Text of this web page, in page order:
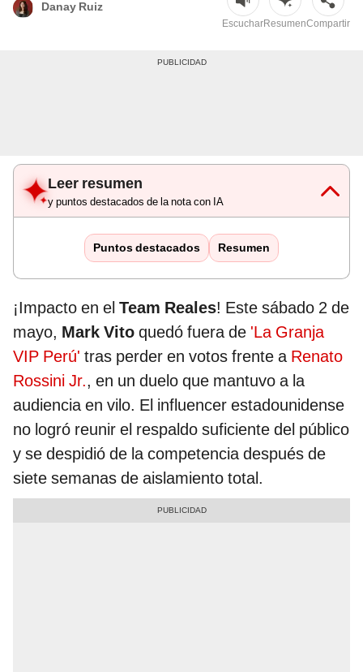
Danay Ruiz
EscucharResumenCompartir
Leer resumen
y puntos destacados de la nota con IA
Puntos destacados Resumen
¡Impacto en el Team Reales! Este sábado 2 de
mayo, Mark Vito quedó fuera de 'La Granja
VIP Perú' tras perder en votos frente a Renato
Rossini Jr., en un duelo que mantuvo a la
audiencia en vilo. El influencer estadounidense
no logró reunir el respaldo suficiente del público
y se despidió de la competencia después de
siete semanas de aislamiento total.